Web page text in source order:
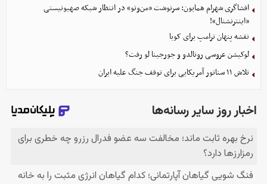
افشاگری شهرام همایون: سرنوشت «من‌وتو» در انتظار شبکه صهیونیستی
«اینترنشنال»!
نقشه پنهان ترامپ برای کوبا
لوکیشن عروسی رونالدو و جورجینا لو رفت؟
تلاش ۱۱ سناتور آمریکایی برای توقف جنگ علیه ایران